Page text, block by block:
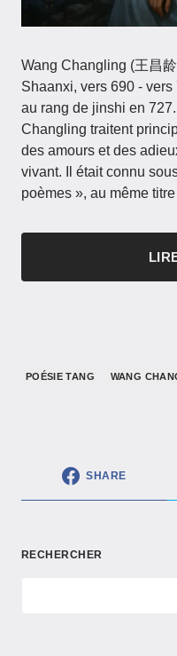
Wang Changling (王昌
Shaanxi, vers 690 -
au rang de jinshi en
Changling traitent
des amours et des
vivant. Il était connu
poèmes », au même
POÉSIE TANG WANG
SHARE
RECHERCHER